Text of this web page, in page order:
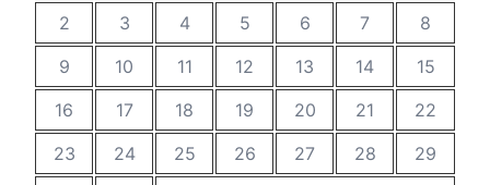
2
3 4 5 6 7
8
9
10 11 12 13 14
15
16
17 18 19 20 21
22
23
24 25 26 27 28
29